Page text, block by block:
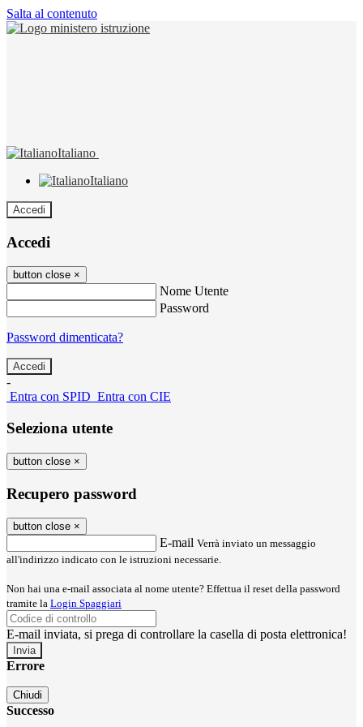
Salta al contenuto
Italiano
Italiano
Accedi
Accedi
button close ×
Nome Utente
Password
Password dimenticata?
-
Entra con SPID Entra con CIE
Seleziona utente
button close ×
Recupero password
button close ×
E-mail Verrà inviato un messaggio
all'indirizzo indicato con le istruzioni necessarie.
Non hai una e-mail associata al nome utente? Effettua il reset della password
tramite la Login Spaggiari
E-mail inviata, si prega di controllare la casella di posta elettronica!
Errore
Chiudi
Successo